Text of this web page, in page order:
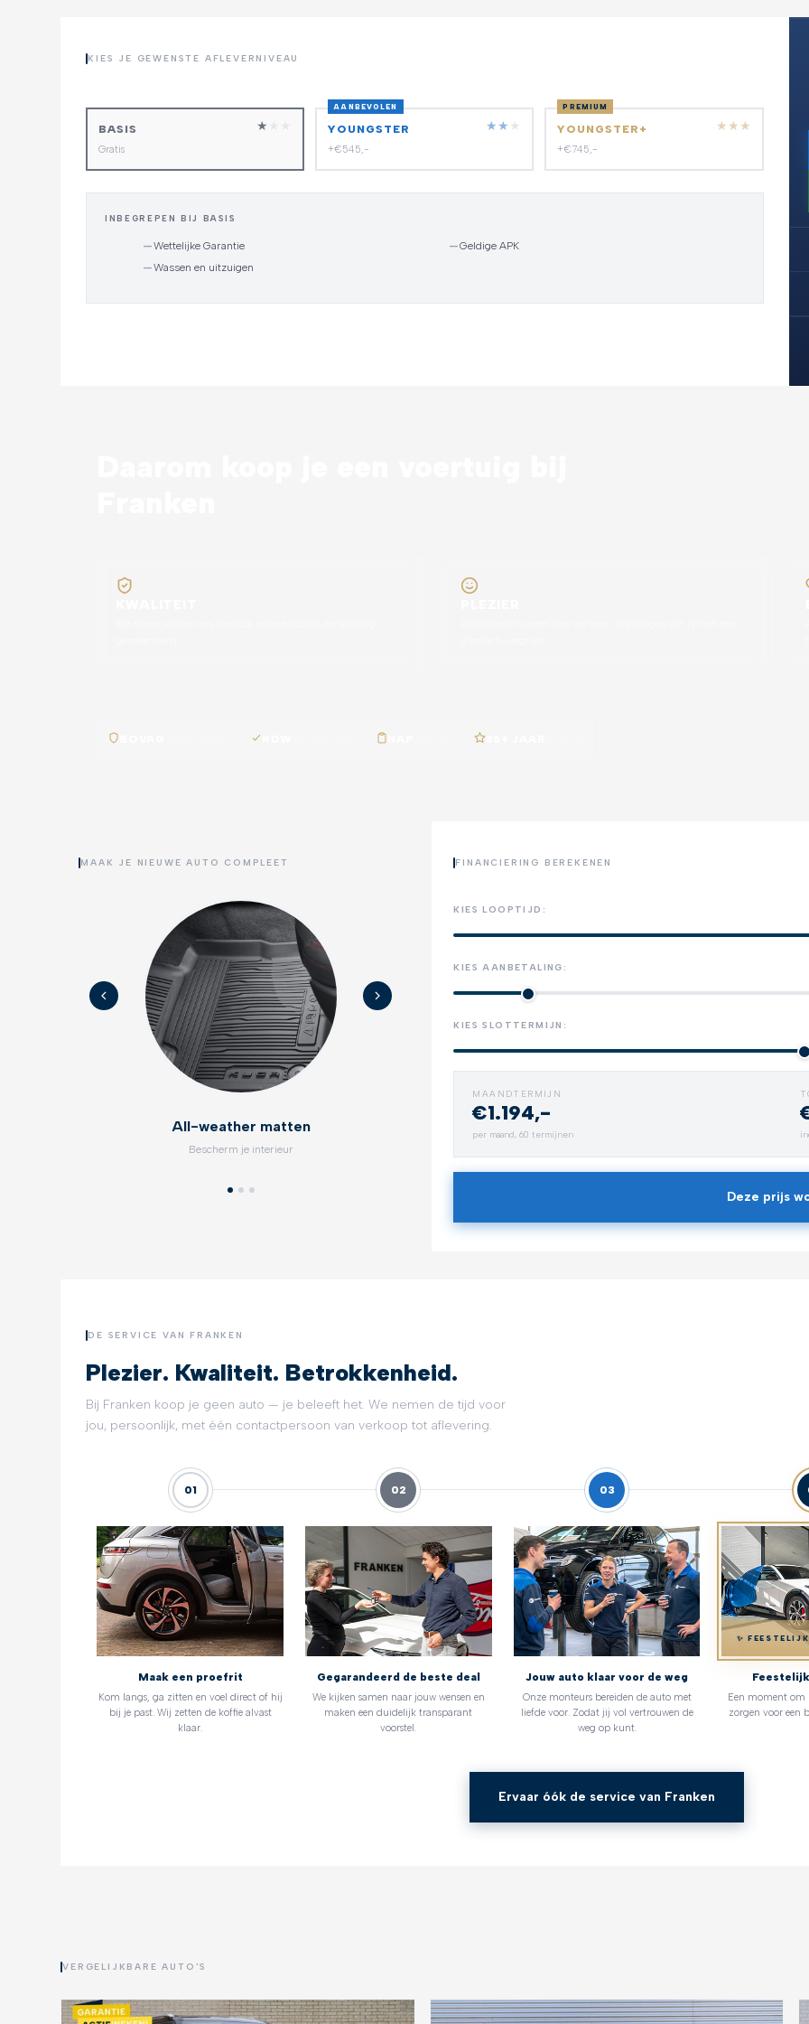
KIES JE GEWENSTE AFLEVERNIVEAU
BASIS
Gratis
★
AANBEVOLEN
YOUNGSTER
+€545,-
★★ ★
PREMIUM
YOUNGSTER+
+€745,-
★ ★ ★
INBEGREPEN BIJ BASIS
—Wettelijke Garantie —Geldige APK
—Wassen en uitzuigen
35+ JAAR
MAAK JE NIEUWE AUTO COMPLEET
All-weather matten
Bescherm je interieur
Trekhaak
FINANCIERING BEREKENEN
KIES LOOPTIJD:
KIES AANBETALING:
KIES SLOTTERMIJN:
MAANDTERMIJN
€1.194,-
per maand,60 termijnen
Deze prijs
DE SERVICE VAN FRANKEN
Plezier. Kwaliteit. Betrokkenheid.
Bij Franken koop je geen auto — je beleeft het. We nemen de tijd voor
jou, persoonlijk, met één contactpersoon van verkoop tot aflevering.
01
Maak een proefrit
Kom langs, ga zitten en voel direct of hij
bij je past. Wij zetten de koffie alvast
klaar.
02
Gegarandeerd de beste deal
We kijken samen naar jouw wensen en
maken een duidelijk transparant
voorstel.
03
Jouw auto klaar voor de weg
Onze monteurs bereiden de auto met
liefde voor. Zodat jij vol vertrouwen de
weg op kunt.
✨
Een moment om
zorgen voor een
Ervaar óók de service van Franken
VERGELIJKBARE AUTO'S